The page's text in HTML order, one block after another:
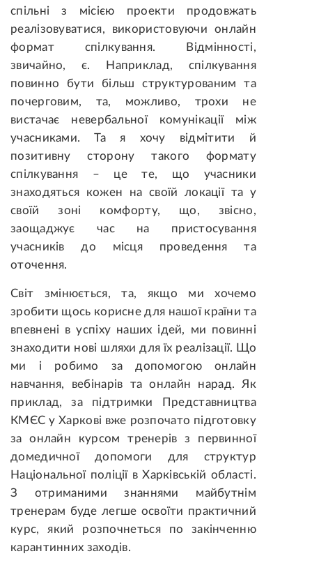
спільні з місією проекти продовжать
реалізовуватися, використовуючи онлайн
формат спілкування. Відмінності,
звичайно, є. Наприклад, спілкування
повинно бути більш структурованим та
почерговим, та, можливо, трохи не
вистачає невербальної комунікації між
учасниками. Та я хочу відмітити й
позитивну сторону такого формату
спілкування – це те, що учасники
знаходяться кожен на своїй локації та у
своїй зоні комфорту, що, звісно,
заощаджує час на пристосування
учасників до місця проведення та
оточення.
Світ змінюється, та, якщо ми хочемо
зробити щось корисне для нашої країни та
впевнені в успіху наших ідей, ми повинні
знаходити нові шляхи для їх реалізації. Що
ми і робимо за допомогою онлайн
навчання, вебінарів та онлайн нарад. Як
приклад, за підтримки Представництва
КМЄС у Харкові вже розпочато підготовку
за онлайн курсом тренерів з первинної
домедичної допомоги для структур
Національної поліції в Харківській області.
З отриманими знаннями майбутнім
тренерам буде легше освоїти практичний
курс, який розпочнеться по закінченню
карантинних заходів.